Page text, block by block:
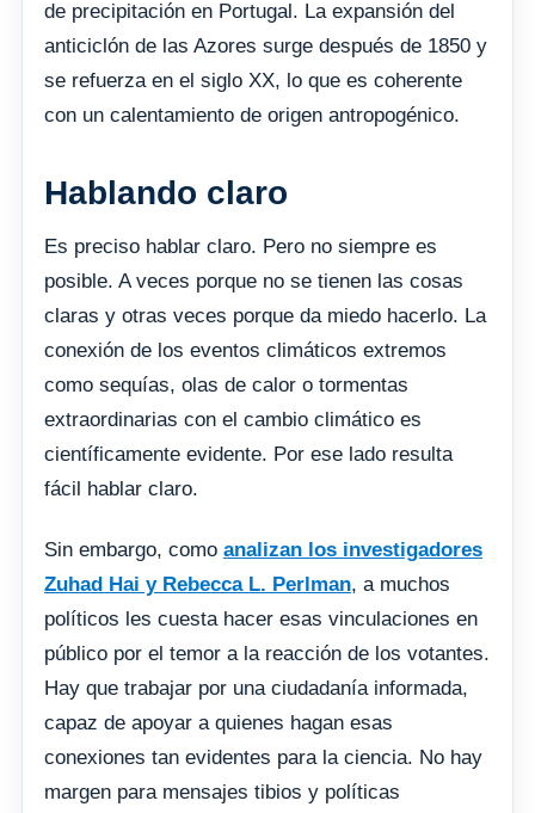
de precipitación en Portugal. La expansión del
anticiclón de las Azores surge después de 1850 y
se refuerza en el siglo XX, lo que es coherente
con un calentamiento de origen antropogénico.
Hablando claro
Es preciso hablar claro. Pero no siempre es
posible. A veces porque no se tienen las cosas
claras y otras veces porque da miedo hacerlo. La
conexión de los eventos climáticos extremos
como sequías, olas de calor o tormentas
extraordinarias con el cambio climático es
científicamente evidente. Por ese lado resulta
fácil hablar claro.
Sin embargo, como analizan los investigadores
Zuhad Hai y Rebecca L. Perlman, a muchos
políticos les cuesta hacer esas vinculaciones en
público por el temor a la reacción de los votantes.
Hay que trabajar por una ciudadanía informada,
capaz de apoyar a quienes hagan esas
conexiones tan evidentes para la ciencia. No hay
margen para mensajes tibios y políticas